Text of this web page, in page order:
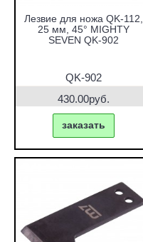
Лезвие для ножа QK-112,
25 мм, 45° MIGHTY
SEVEN QK-902
QK-902
430.00руб.
заказать